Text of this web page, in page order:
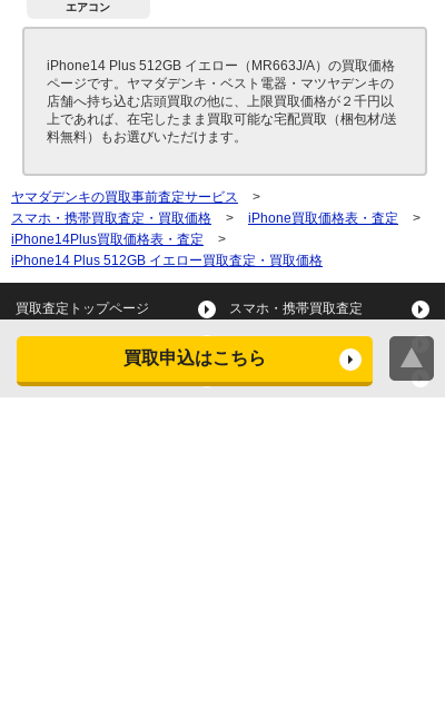
買取申込はこちら
エアコン
iPhone14 Plus 512GB イエロー（MR663J/A）の買取価格
ページです。ヤマダデンキ・ベスト電器・マツヤデンキの
店舗へ持ち込む店頭買取の他に、上限買取価格が２千円以
上であれば、在宅したまま買取可能な宅配買取（梱包材/送
料無料）もお選びいただけます。
ヤマダデンキの買取事前査定サービス
>
スマホ・携帯買取査定・買取価格
> iPhone買取価格表・査定
>
iPhone14Plus買取価格表・査定
>
iPhone14 Plus 512GB イエロー買取査定・買取価格
買取査定トップページ スマホ・携帯買取査定
タブレット買取査定
スマートウォッチ買取査定